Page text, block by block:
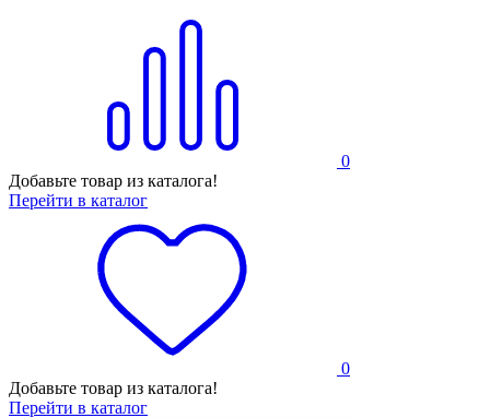
0
Добавьте товар из каталога!
Перейти в каталог
0
Добавьте товар из каталога!
Перейти в каталог